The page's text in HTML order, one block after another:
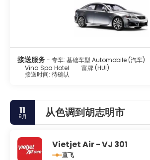
接送服务- 专车: 基础车型 Automobile (汽车)
Vina Spa Hotel
富牌 (HUI)
接送时间: 待确认
11
9月 从色调到胡志明市
Vietjet Air - VJ 301
直飞